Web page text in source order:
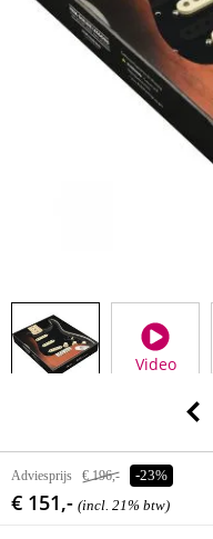
Video
Adviesprijs € 196,- -23%
€ 151,- (incl. 21% btw)